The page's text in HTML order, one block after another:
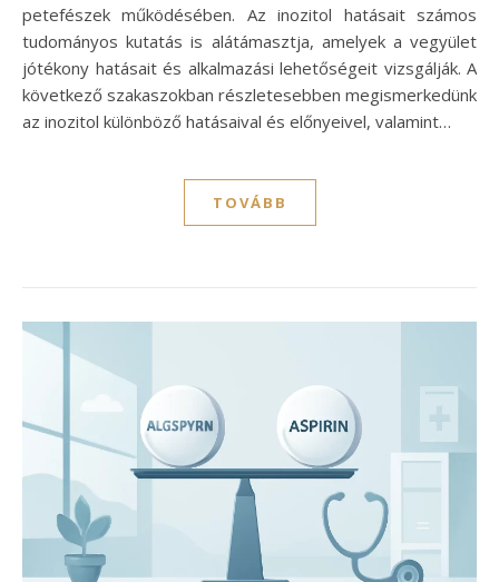
petefészek működésében. Az inozitol hatásait számos
tudományos kutatás is alátámasztja, amelyek a vegyület
jótékony hatásait és alkalmazási lehetőségeit vizsgálják. A
következő szakaszokban részletesebben megismerkedünk
az inozitol különböző hatásaival és előnyeivel, valamint…
TOVÁBB